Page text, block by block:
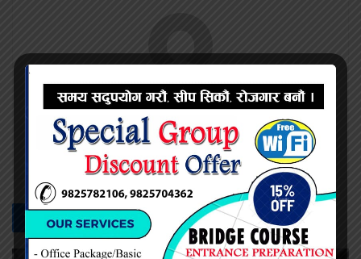
नेत्र दैनिक
सम्बन्धित -समाचार